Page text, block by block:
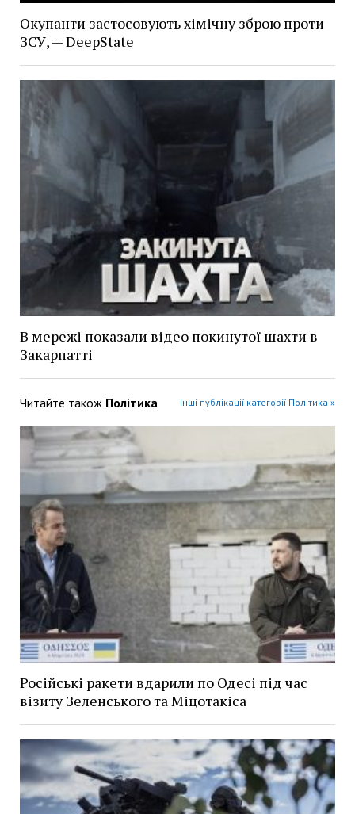
Окупанти застосовують хімічну зброю проти
ЗСУ, — DeepState
В мережі показали відео покинутої шахти в
Закарпатті
Читайте також Політика Інші публікації категорії Політика »
Російські ракети вдарили по Одесі під час
візиту Зеленського та Міцотакіса